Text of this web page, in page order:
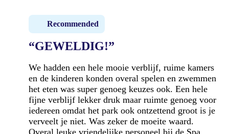
Recommended
“GEWELDIG!”
We hadden een hele mooie verblijf, ruime kamers
en de kinderen konden overal spelen en zwemmen
het eten was super genoeg keuzes ook. Een hele
fijne verblijf lekker druk maar ruimte genoeg voor
iedereen omdat het park ook ontzettend groot is je
verveelt je niet. Was zeker de moeite waard.
Overal leuke vriendelijke personeel bij de Spa